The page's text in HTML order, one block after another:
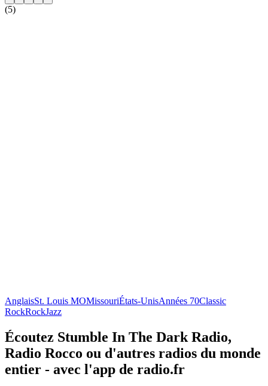
(5)
AnglaisSt. Louis MOMissouriÉtats-UnisAnnées 70Classic
RockRockJazz
Écoutez Stumble In The Dark Radio,
Radio Rocco ou d'autres radios du monde
entier - avec l'app de radio.fr